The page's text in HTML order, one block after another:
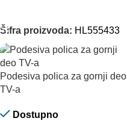
Šifra proizvoda: HL555433
Podesiva polica za gornji deo
TV-a
Dostupno